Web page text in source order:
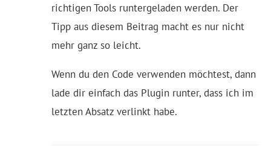
richtigen Tools runtergeladen werden. Der
Tipp aus diesem Beitrag macht es nur nicht
mehr ganz so leicht.
Wenn du den Code verwenden möchtest, dann
lade dir einfach das Plugin runter, dass ich im
letzten Absatz verlinkt habe.